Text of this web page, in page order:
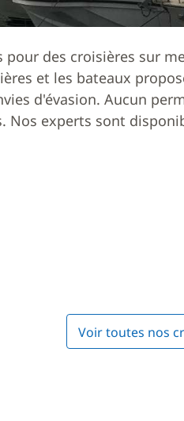
des croisières sur
et les bateaux
d'évasion. Aucun
Nos experts sont
Voir toutes nos